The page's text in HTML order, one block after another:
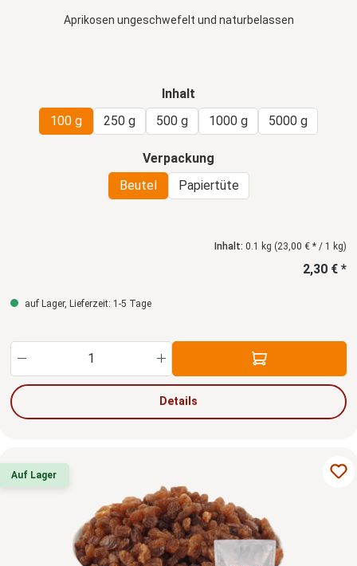
Aprikosen ungeschwefelt und naturbelassen
Inhalt
100 g
250 g 500 g 1000 g 5000 g
Verpackung
Beutel
Papiertüte
Inhalt: 0.1 kg (23,00 € * / 1 kg)
2,30 € *
auf Lager, Lieferzeit: 1-5 Tage
Produkt Anzahl: Gib den gewünschten Wert
Details
Auf Lager